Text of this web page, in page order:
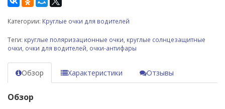
Категории: Круглые очки для водителей
Теги: круглые поляризационные очки круглые солнцезащитные
очки очки для водителей очки-антифары
Обзор Характеристики Отзывы
Обзор